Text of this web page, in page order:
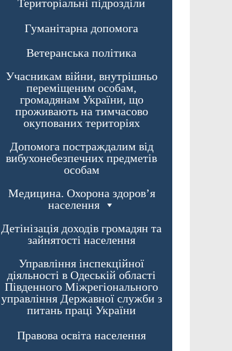
Територіальні підрозділи
Гуманітарна допомога
Ветеранська політика
Учасникам війни, внутрішньо
переміщеним особам,
громадянам України, що
проживають на тимчасово
окупованих територіях
Допомога постраждалим від
вибухонебезпечних предметів
особам
Медицина. Охорона здоров’я
населення
Детінізація доходів громадян та
зайнятості населення
Управління інспекційної
діяльності в Одеській області
Південного Міжрегіонального
управління Державної служби з
питань праці України
Правова освіта населення